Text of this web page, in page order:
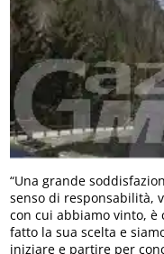
“Una grande
senso di responsabilità,
con cui abbiamo vinto, è
fatto la sua scelta e
iniziare e partire per